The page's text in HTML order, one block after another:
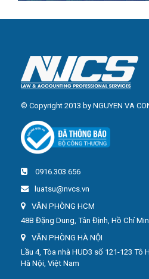
© Copyright 2013 by NGUYEN VA
0916.303.656
luatsu@nvcs.vn
VĂN PHÒNG HCM
48B Đặng Dung, Tân Định, Hồ Chí
VĂN PHÒNG HÀ NỘI
Lầu 4, Tòa nhà HUD3 số 121-123 Tô
Hà Nội, Việt Nam